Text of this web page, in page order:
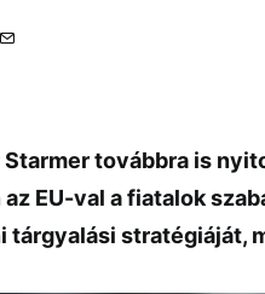
Starmer továbbra is
az EU-val a fiatalok
tárgyalási stratégiáját,